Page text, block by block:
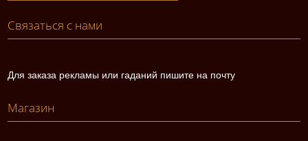
Связаться с нами
Для заказа рекламы или гаданий пишите на почту
Магазин